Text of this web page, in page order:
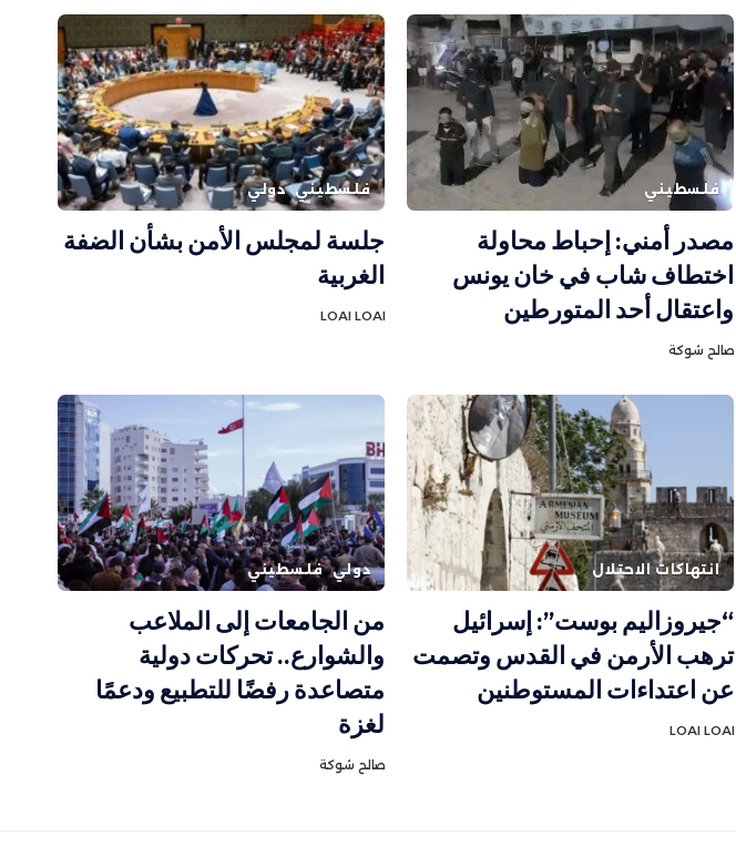
فلسطيني
مصدر أمني: إحباط محاولة
اختطاف شاب في خان يونس
واعتقال أحد المتورطين
صالح شوكة
فلسطيني دولي
جلسة لمجلس الأمن بشأن الضفة
الغربية
LOAI LOAI
انتهاكات الاحتلال
“جيروزاليم بوست”: إسرائيل
ترهب الأرمن في القدس وتصمت
عن اعتداءات المستوطنين
LOAI LOAI
دولي فلسطيني
من الجامعات إلى الملاعب
والشوارع.. تحركات دولية
متصاعدة رفضًا للتطبيع ودعمًا
لغزة
صالح شوكة